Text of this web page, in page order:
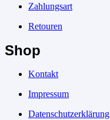
Zahlungsart
Retouren
Shop
Kontakt
Impressum
Datenschutzerklärung